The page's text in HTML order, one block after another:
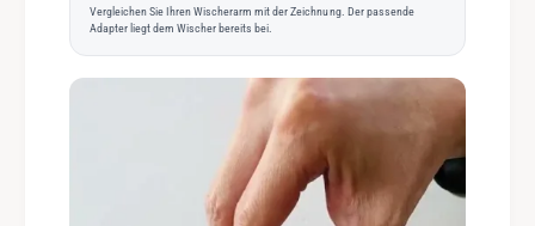
Vergleichen Sie Ihren Wischerarm mit der Zeichnung. Der passende
Adapter liegt dem Wischer bereits bei.